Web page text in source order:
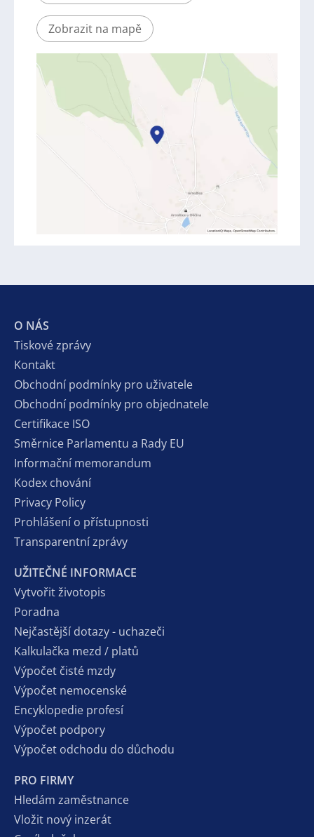
Zobrazit na mapě
O NÁS
Tiskové zprávy
Kontakt
Obchodní podmínky pro uživatele
Obchodní podmínky pro objednatele
Certifikace ISO
Směrnice Parlamentu a Rady EU
Informační memorandum
Kodex chování
Privacy Policy
Prohlášení o přístupnosti
Transparentní zprávy
UŽITEČNÉ INFORMACE
Vytvořit životopis
Poradna
Nejčastější dotazy - uchazeči
Kalkulačka mezd / platů
Výpočet čisté mzdy
Výpočet nemocenské
Encyklopedie profesí
Výpočet podpory
Výpočet odchodu do důchodu
PRO FIRMY
Hledám zaměstnance
Vložit nový inzerát